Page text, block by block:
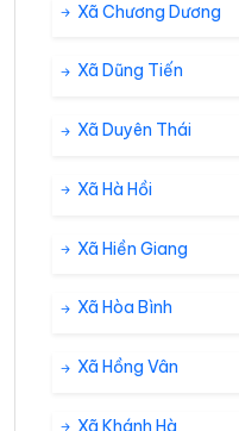
Xã Chương Dương
Xã Dũng Tiến
Xã Duyên Thái
Xã Hà Hồi
Xã Hiền Giang
Xã Hòa Bình
Xã Hồng Vân
Xã Khánh Hà